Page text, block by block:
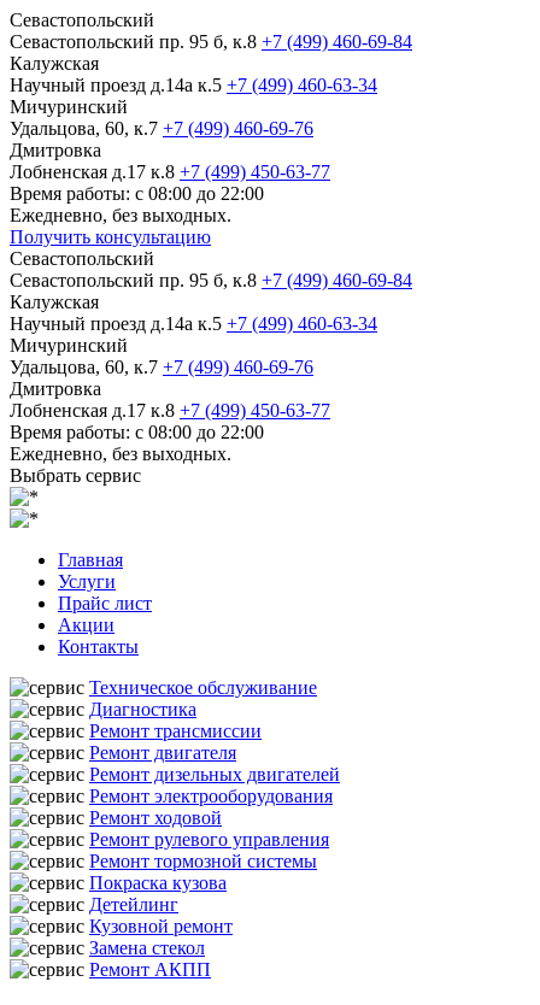
Севастопольский
Севастопольский пр. 95 б, к.8 +7 (499) 460-69-84
Калужская
Научный проезд д.14а к.5 +7 (499) 460-63-34
Мичуринский
Удальцова, 60, к.7 +7 (499) 460-69-76
Дмитровка
Лобненская д.17 к.8 +7 (499) 450-63-77
Время работы: с 08:00 до 22:00
Ежедневно, без выходных.
Получить консультацию
Севастопольский
Севастопольский пр. 95 б, к.8 +7 (499) 460-69-84
Калужская
Научный проезд д.14а к.5 +7 (499) 460-63-34
Мичуринский
Удальцова, 60, к.7 +7 (499) 460-69-76
Дмитровка
Лобненская д.17 к.8 +7 (499) 450-63-77
Время работы: с 08:00 до 22:00
Ежедневно, без выходных.
Выбрать сервис
Главная
Услуги
Прайс лист
Акции
Контакты
Техническое обслуживание
Диагностика
Ремонт трансмиссии
Ремонт двигателя
Ремонт дизельных двигателей
Ремонт электрооборудования
Ремонт ходовой
Ремонт рулевого управления
Ремонт тормозной системы
Покраска кузова
Детейлинг
Кузовной ремонт
Замена стекол
Ремонт АКПП